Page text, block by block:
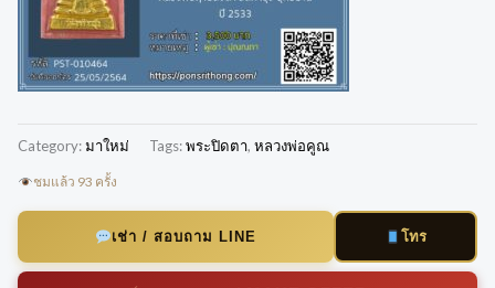
Category:มาใหม่ Tags:พระปิดตา, หลวงพ่อคูณ
ชมแล้ว 93 ครั้ง
เช่า / สอบถาม LINE โทร